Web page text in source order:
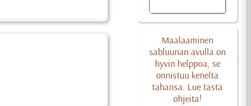
Maalaaminen
sabluunan avulla on
hyvin helppoa, se
onnistuu keneltä
tahansa. Lue tästä
ohjeita!